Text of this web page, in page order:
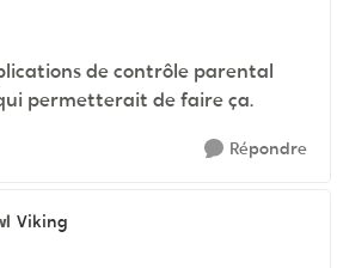
de contrôle parental
permetterait de faire ça.
Répondre
Viking